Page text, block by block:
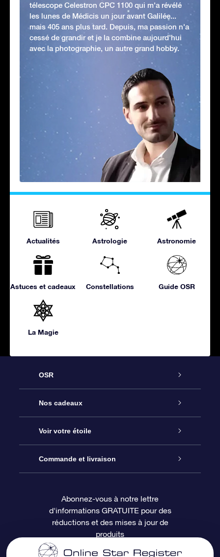
télescope Celestron CPC 1100 qui m'a révélé
les lunes de Médicis un jour avant Galilée...
mais 405 ans plus tard. Depuis, ma passion n'a
cessé de grandir et je la combine aujourd'hui
avec la photographie, un autre grand hobby.
Actualités Astrologie Astronomie
Astuces et cadeaux Constellations Guide OSR
La Magie
OSR
Service
À propos de l’OSR
Nous contacter
Questions fréquemment posées
Revues
Nos cadeaux
Cadeau d’étoile en ligne
Coffret cadeau OSR
Carte cadeau OSR
Voir votre étoile
Registre des étoiles
Page d’accueil personnalisée
Commande et livraison
Informations de paiement
Informations d’expédition
Abonnez-vous à notre lettre
d'informations GRATUITE pour des
réductions et des mises à jour de
produits